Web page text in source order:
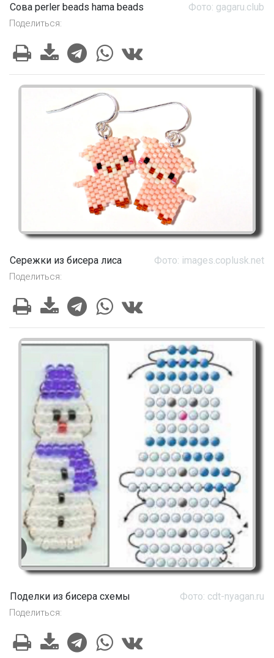
Сова perler beads hama beads Фото: gagaru.club
Поделиться:
Сережки из бисера лиса Фото: images.coplusk.net
Поделиться:
Поделки из бисера схемы Фото: cdt-nyagan.ru
Поделиться: